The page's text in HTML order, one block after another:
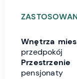
Wnętrza
przedpokój
pensjonaty